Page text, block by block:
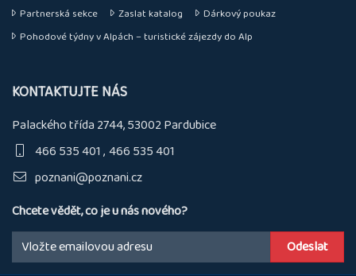
Partnerská sekce
Zaslat katalog
Dárkový poukaz
Pohodové týdny v Alpách – turistické zájezdy do Alp
KONTAKTUJTE NÁS
Palackého třída 2744, 53002 Pardubice
466 535 401 466 535 401
poznani@poznani.cz
Chcete vědět, co je u nás nového?
Email: